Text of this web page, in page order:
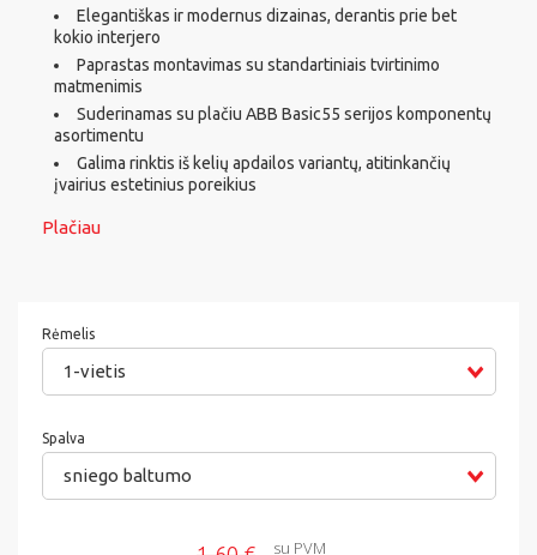
Elegantiškas ir modernus dizainas, derantis prie bet
kokio interjero
Paprastas montavimas su standartiniais tvirtinimo
matmenimis
Suderinamas su plačiu ABB Basic55 serijos komponentų
asortimentu
Galima rinktis iš kelių apdailos variantų, atitinkančių
įvairius estetinius poreikius
Plačiau
Rėmelis
1-vietis
Spalva
sniego baltumo
su PVM